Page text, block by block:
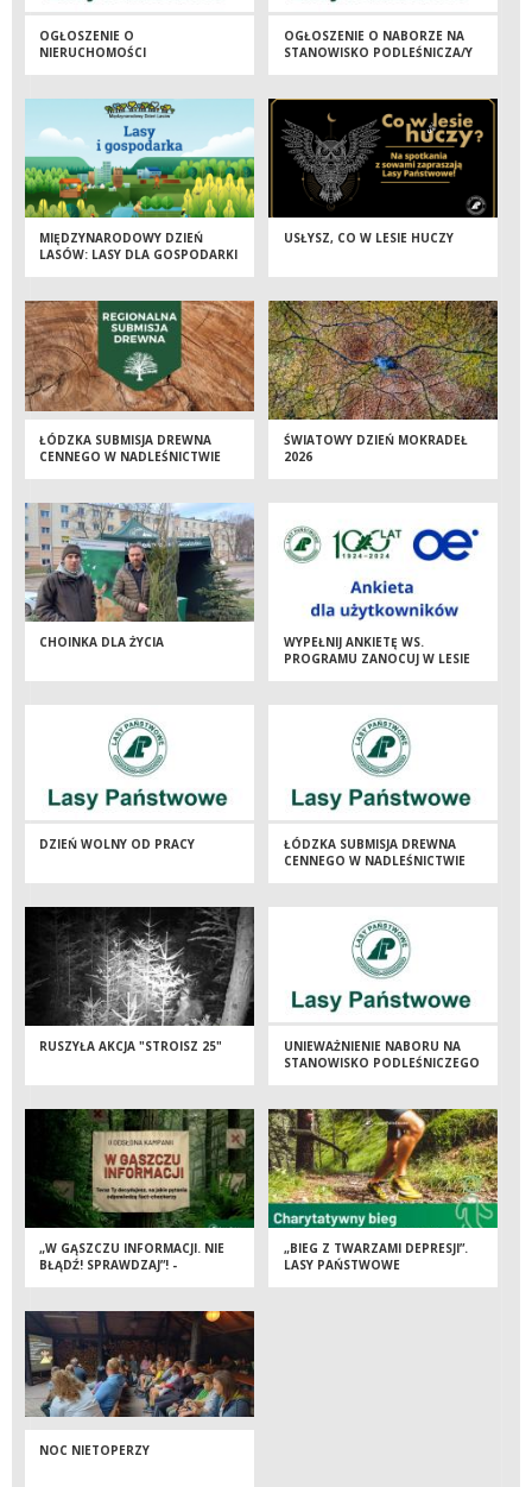
OGŁOSZENIE O
NIERUCHOMOŚCI
RYNKU
OGŁOSZENIE O NABORZE NA
STANOWISKO PODLEŚNICZA/Y
TECHNICZNA
MIĘDZYNARODOWY DZIEŃ
LASÓW: LASY DLA GOSPODARKI
USŁYSZ, CO W LESIE HUCZY
ŁÓDZKA SUBMISJA DREWNA
CENNEGO W NADLEŚNICTWIE
ŚWIATOWY DZIEŃ MOKRADEŁ
2026
CHOINKA DLA ŻYCIA
WYPEŁNIJ ANKIETĘ WS.
PROGRAMU ZANOCUJ W LESIE
DZIEŃ WOLNY OD PRACY
ŁÓDZKA SUBMISJA DREWNA
CENNEGO W NADLEŚNICTWIE
RUSZYŁA AKCJA "STROISZ 25"
UNIEWAŻNIENIE NABORU NA
STANOWISKO PODLEŚNICZEGO
„W GĄSZCZU INFORMACJI. NIE
BŁĄDŹ! SPRAWDZAJ”! -
DEZINFORMACJI W
ŚRODOWISKU PRZYRODNICZYM
„BIEG Z TWARZAMI DEPRESJI”.
LASY PAŃSTWOWE
NOC NIETOPERZY